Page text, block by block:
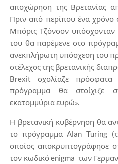
αποχώρηση της Βρετανίας
Πριν από περίπου ένα
Μπόρις Τζόνσον
του θα παρέμενε στο
ανεκπλήρωτη υπόσχεση του
στέλεχος της βρετανικής
Brexit σχολίαζε
πρόγραμμα θα στοίχιζε
εκατομμύρια ευρώ».
Η βρετανική κυβέρνηση θα
το πρόγραμμα Alan Turing
οποίος αποκρυπτογράφησε
τον κωδικό enigma των